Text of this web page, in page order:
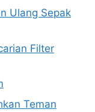
Ulang Sepak
Filter
Teman